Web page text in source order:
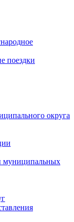
поездки
округа
муниципальных